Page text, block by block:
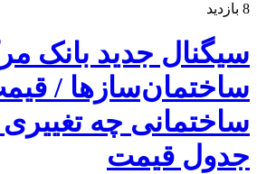
8 بازدید
سیگنال جدید بانک
ساختمان‌سازها /
ساختمانی چه
جدول قیمت